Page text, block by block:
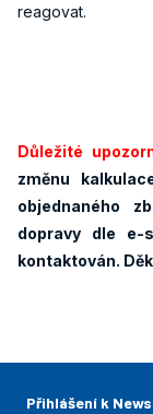
reagovat.
Důležité
změnu
objednaného
dopravy dle e-
kontaktován.
Přihlášení k